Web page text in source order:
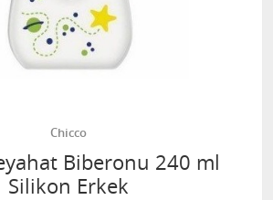
Chicco
Biberonu 240 ml
Silikon Erkek